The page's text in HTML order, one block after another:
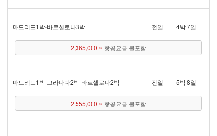
마드리드 1박 - 바르셀로나 3박 전일 4박 7일
2,365,000 ~ 항공요금 불포함
마드리드 1박 - 그라나다 2박 - 바르셀로나 2박 전일 5박 8일
2,555,000 ~ 항공요금 불포함